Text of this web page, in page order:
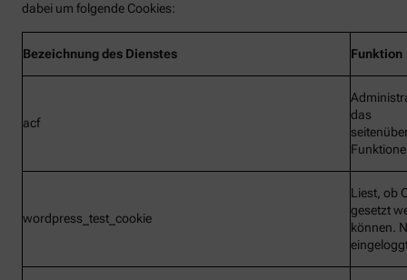
dabei um folgende Cookies:
Bezeichnungdes Dienstes Funktion
acf
das
wordpress_test_cookie
Liest, ob
gesetzt
können.